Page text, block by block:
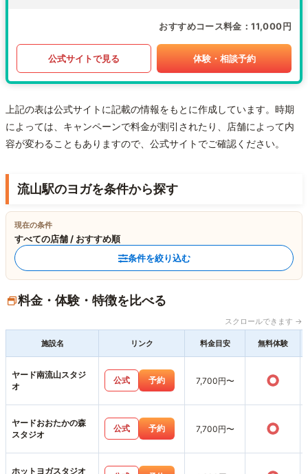
おすすめコース料金 11,000円
公式サイトで見る 体験・相談予約
上記の表は公式サイトに記載の情報をもとに作成しています。時期
によっては、キャンペーンで料金が割引されたり、店舗によって内
容が変わることもありますので、公式サイトでご確認ください。
流山駅のヨガを条件から探す
現在の条件
すべての店舗 / おすすめ順
条件を絞り込む
料金・体験・特徴を比べる
スクロールできます →
施設名 リンク 料金目安 無料体験
ヤード南流山スタジ
オ
公式 予約 7,700円〜 ○
ヤードおおたかの森
スタジオ
公式 予約 7,700円〜 ○
ホットヨガスタジオ